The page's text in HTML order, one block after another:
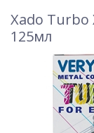
Xado Turbo
125мл